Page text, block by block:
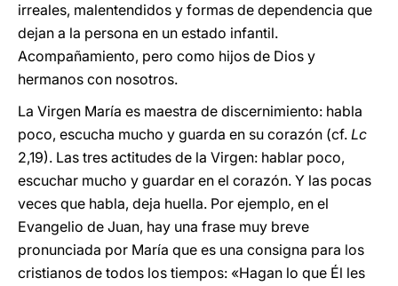
irreales, malentendidos y formas de dependencia que
dejan a la persona en un estado infantil.
Acompañamiento, pero como hijos de Dios y
hermanos con nosotros.
La Virgen María es maestra de discernimiento: habla
poco, escucha mucho y guarda en su corazón (cf. Lc
2,19). Las tres actitudes de la Virgen: hablar poco,
escuchar mucho y guardar en el corazón. Y las pocas
veces que habla, deja huella. Por ejemplo, en el
Evangelio de Juan, hay una frase muy breve
pronunciada por María que es una consigna para los
cristianos de todos los tiempos: «Hagan lo que Él les